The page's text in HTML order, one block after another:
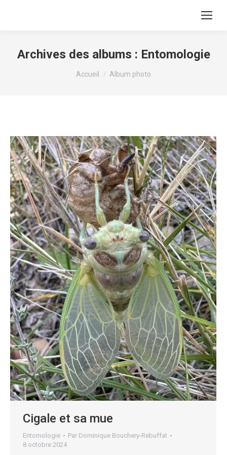
Archives des albums : Entomologie
Vous êtes ici :
Accueil Album photo
Cigale et sa mue
Entomologie Par Dominique Bouchery-Rebuffat
8 octobre 2024